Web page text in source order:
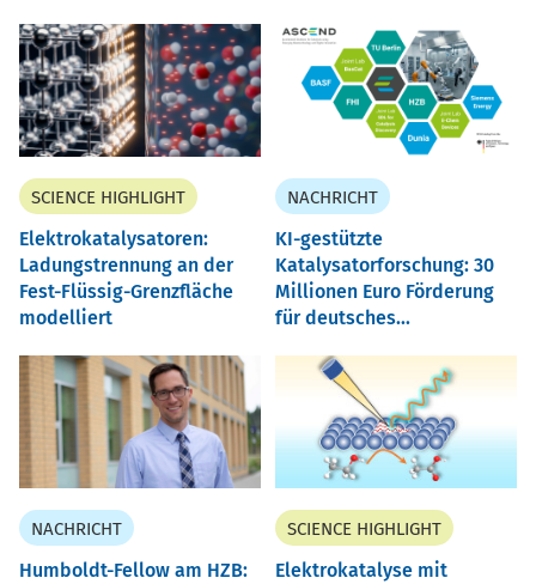
SCIENCE HIGHLIGHT
Elektrokatalysatoren:
Ladungstrennung an der
Fest-Flüssig-Grenzfläche
modelliert
NACHRICHT
KI-gestützte
Katalysatorforschung: 30
Millionen Euro Förderung
für deutsches...
NACHRICHT
Humboldt-Fellow am HZB:
SCIENCE HIGHLIGHT
Elektrokatalyse mit